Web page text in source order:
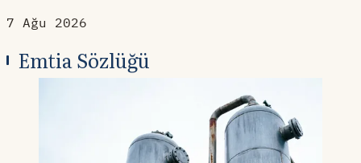
7 Ağu 2026
Emtia Sözlüğü